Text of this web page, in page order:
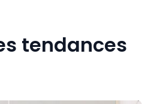
tendances